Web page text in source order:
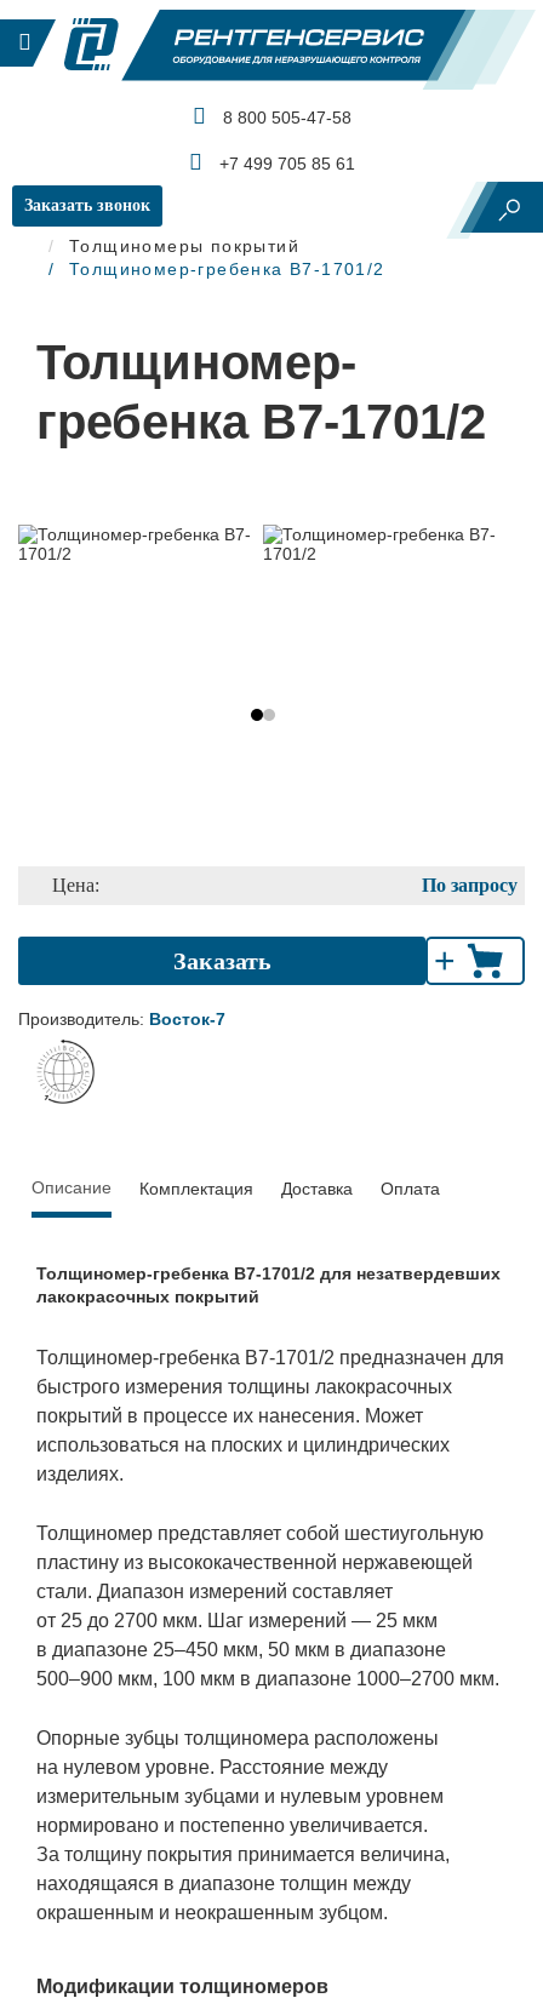
8 800 505-47-58
+7 499 705 85 61
Заказать звонок
Главная
Контроль изоляции и покрытий
Толщиномеры покрытий
Толщиномер-гребенка В7-1701/2
Толщиномер-
гребенка В7-1701/2
По запросу
Цена:
Заказать +
Производитель: Восток-7
Описание Комплектация Доставка Оплата
Толщиномер-гребенка В7-1701/2 для незатвердевших
лакокрасочных покрытий
Толщиномер-гребенка В7-1701/2 предназначен для
быстрого измерения толщины лакокрасочных
покрытий в процессе их нанесения. Может
использоваться на плоских и цилиндрических
изделиях.
Толщиномер представляет собой шестиугольную
пластину из высококачественной нержавеющей
стали. Диапазон измерений составляет
от 25 до 2700 мкм. Шаг измерений — 25 мкм
в диапазоне 25–450 мкм, 50 мкм в диапазоне
500–900 мкм, 100 мкм в диапазоне 1000–2700 мкм.
Опорные зубцы толщиномера расположены
на нулевом уровне. Расстояние между
измерительным зубцами и нулевым уровнем
нормировано и постепенно увеличивается.
За толщину покрытия принимается величина,
находящаяся в диапазоне толщин между
окрашенным и неокрашенным зубцом.
Модификации толщиномеров